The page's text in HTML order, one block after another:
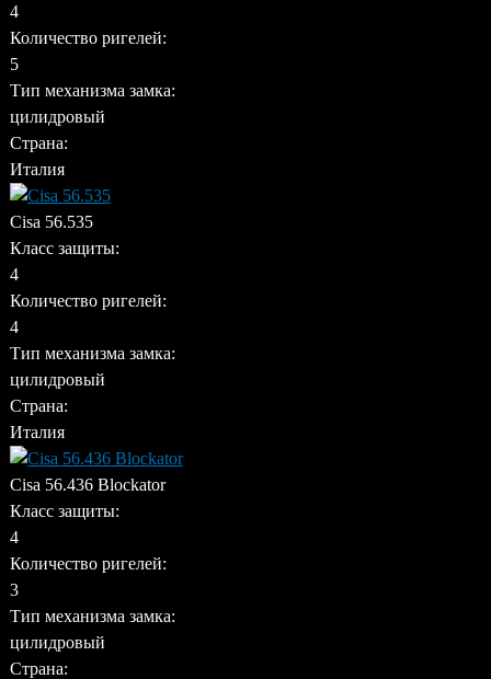
4
Количество ригелей:
5
Тип механизма замка:
цилидровый
Страна:
Италия
Cisa 56.535
Класс защиты:
4
Количество ригелей:
4
Тип механизма замка:
цилидровый
Страна:
Италия
Cisa 56.436 Blockator
Класс защиты:
4
Количество ригелей:
3
Тип механизма замка:
цилидровый
Страна: